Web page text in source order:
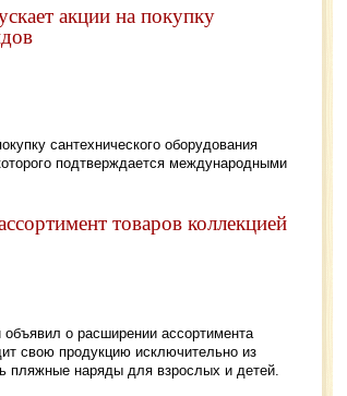
акции на покупку
сантехнического оборудования
подтверждается международными
товаров коллекцией
объявил о расширении ассортимента
свою продукцию исключительно из
пляжные наряды для взрослых и детей.